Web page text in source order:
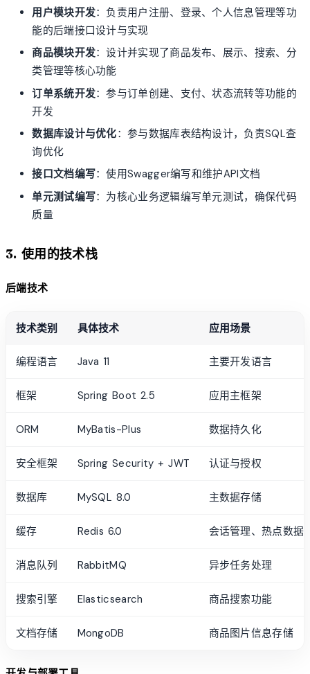
用户模块开发：负责用户注册、登录、个人信息管理等功
能的后端接口设计与实现
商品模块开发：设计并实现了商品发布、展示、搜索、分
类管理等核心功能
订单系统开发：参与订单创建、支付、状态流转等功能的
开发
数据库设计与优化：参与数据库表结构设计，负责SQL查
询优化
接口文档编写：使用Swagger编写和维护API文档
单元测试编写：为核心业务逻辑编写单元测试，确保代码
质量
3. 使用的技术栈
后端技术
技术类别 具体技术 应用场景
编程语言 Java 11 主要开发语言
框架 Spring Boot 2.5 应用主框架
ORM MyBatis-Plus 数据持久化
安全框架 Spring Security + JWT 认证与授权
数据库 MySQL 8.0 主数据存储
缓存 Redis 6.0 会话管理、热点数据
消息队列 RabbitMQ 异步任务处理
搜索引擎 Elasticsearch 商品搜索功能
文档存储 MongoDB 商品图片信息存储